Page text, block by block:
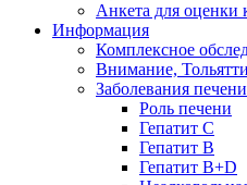
Анкета для оценки
Информация
Комплексное
Внимание,
Заболевания печени
Роль печени
Гепатит С
Гепатит В
Гепатит В+D